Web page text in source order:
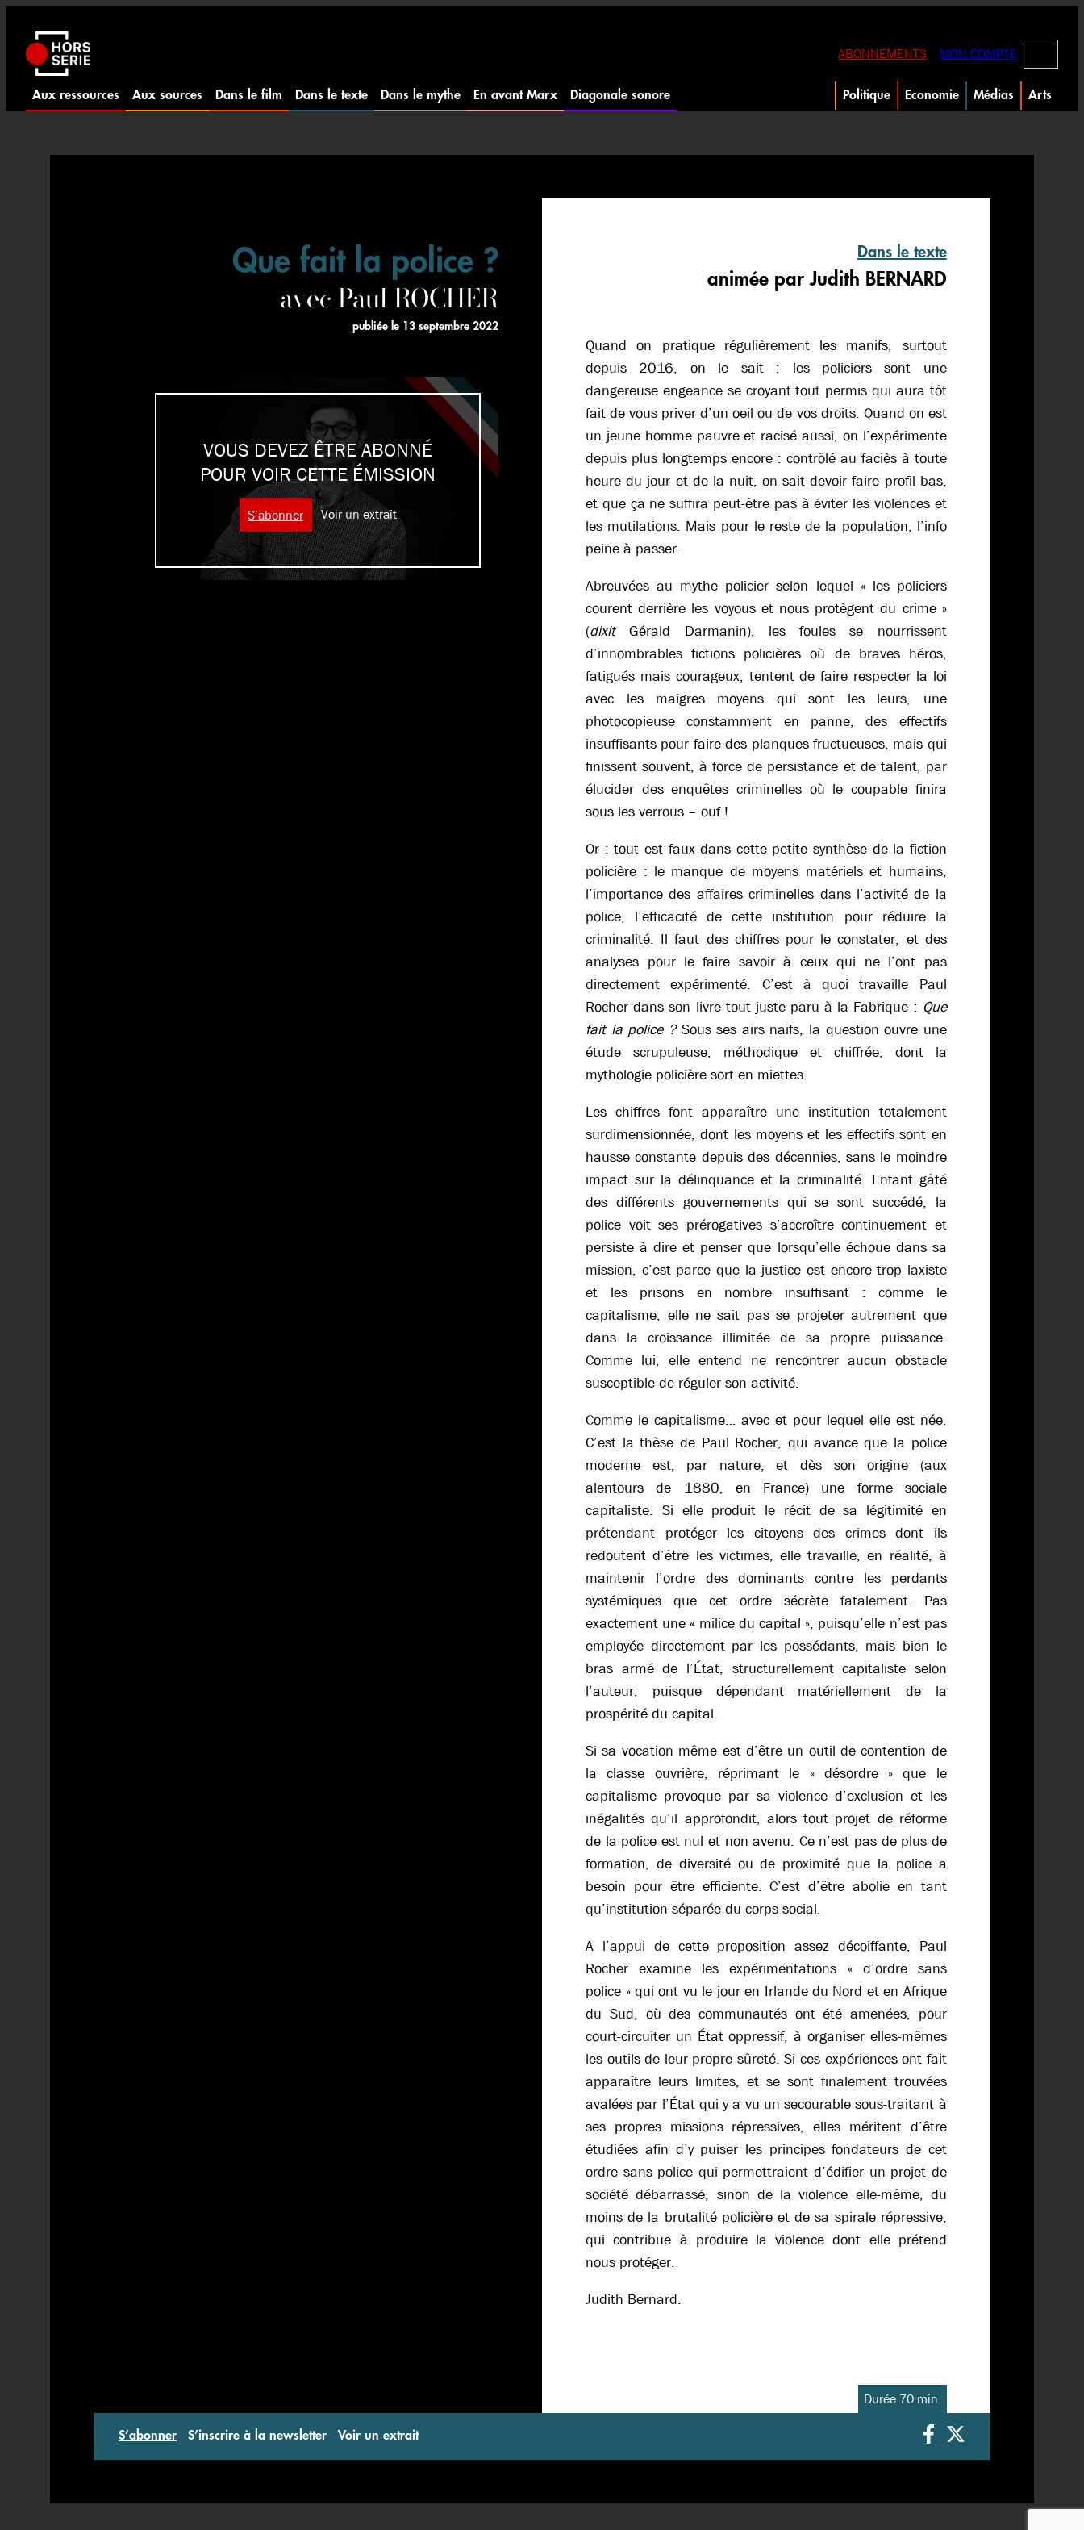
contenu
ABONNEMENTS MON COMPTE
Aux ressources Aux sources Dans le film Dans le texte Dans le mythe En avant Marx Diagonale sonore Politique Economie Médias Arts
Que fait la police ?
avec Paul ROCHER
publiée le 13 septembre 2022
VOUS DEVEZ ÊTRE ABONNÉ
POUR VOIR CETTE ÉMISSION
S’abonner Voir un extrait
Dans le texte
animée par Judith BERNARD
Quand on pratique régulièrement les manifs, surtout
depuis 2016, on le sait : les policiers sont une
dangereuse engeance se croyant tout permis qui aura tôt
fait de vous priver d’un oeil ou de vos droits. Quand on est
un jeune homme pauvre et racisé aussi, on l’expérimente
depuis plus longtemps encore : contrôlé au faciès à toute
heure du jour et de la nuit, on sait devoir faire profil bas,
et que ça ne suffira peut-être pas à éviter les violences et
les mutilations. Mais pour le reste de la population, l’info
peine à passer.
Abreuvées au mythe policier selon lequel « les policiers
courent derrière les voyous et nous protègent du crime »
(dixitGérald Darmanin), les foules se nourrissent
d’innombrables fictions policières où de braves héros,
fatigués mais courageux, tentent de faire respecter la loi
avec les maigres moyens qui sont les leurs, une
photocopieuse constamment en panne, des effectifs
insuffisants pour faire des planques fructueuses, mais qui
finissent souvent, à force de persistance et de talent, par
élucider des enquêtes criminelles où le coupable finira
sous les verrous – ouf !
Or : tout est faux dans cette petite synthèse de la fiction
policière : le manque de moyens matériels et humains,
l’importance des affaires criminelles dans l’activité de la
police, l’efficacité de cette institution pour réduire la
criminalité. Il faut des chiffres pour le constater, et des
analyses pour le faire savoir à ceux qui ne l’ont pas
directement expérimenté. C’est à quoi travaille Paul
Rocher dans son livre tout juste paru à la Fabrique : Que
fait la police ?Sous ses airs naïfs, la question ouvre une
étude scrupuleuse, méthodique et chiffrée, dont la
mythologie policière sort en miettes.
Les chiffres font apparaître une institution totalement
surdimensionnée, dont les moyens et les effectifs sont en
hausse constante depuis des décennies, sans le moindre
impact sur la délinquance et la criminalité. Enfant gâté
des différents gouvernements qui se sont succédé, la
police voit ses prérogatives s’accroître continuement et
persiste à dire et penser que lorsqu’elle échoue dans sa
mission, c’est parce que la justice est encore trop laxiste
et les prisons en nombre insuffisant : comme le
capitalisme, elle ne sait pas se projeter autrement que
dans la croissance illimitée de sa propre puissance.
Comme lui, elle entend ne rencontrer aucun obstacle
susceptible de réguler son activité.
Comme le capitalisme… avec et pour lequel elle est née.
C’est la thèse de Paul Rocher, qui avance que la police
moderne est, par nature, et dès son origine (aux
alentours de 1880, en France) une forme sociale
capitaliste. Si elle produit le récit de sa légitimité en
prétendant protéger les citoyens des crimes dont ils
redoutent d’être les victimes, elle travaille, en réalité, à
maintenir l’ordre des dominants contre les perdants
systémiques que cet ordre sécrète fatalement. Pas
exactement une « milice du capital », puisqu’elle n’est pas
employée directement par les possédants, mais bien le
bras armé de l’État, structurellement capitaliste selon
l’auteur, puisque dépendant matériellement de la
prospérité du capital.
Si sa vocation même est d’être un outil de contention de
la classe ouvrière, réprimant le « désordre » que le
capitalisme provoque par sa violence d’exclusion et les
inégalités qu’il approfondit, alors tout projet de réforme
de la police est nul et non avenu. Ce n’est pas de plus de
formation, de diversité ou de proximité que la police a
besoin pour être efficiente. C’est d’être abolie en tant
qu’institution séparée du corps social.
A l’appui de cette proposition assez décoiffante, Paul
Rocher examine les expérimentations « d’ordre sans
police » qui ont vu le jour en Irlande du Nord et en Afrique
du Sud, où des communautés ont été amenées, pour
court-circuiter un État oppressif, à organiser elles-mêmes
les outils de leur propre sûreté. Si ces expériences ont fait
apparaître leurs limites, et se sont finalement trouvées
avalées par l’État qui y a vu un secourable sous-traitant à
ses propres missions répressives, elles méritent d’être
étudiées afin d’y puiser les principes fondateurs de cet
ordre sans police qui permettraient d’édifier un projet de
société débarrassé, sinon de la violence elle-même, du
moins de la brutalité policière et de sa spirale répressive,
qui contribue à produire la violence dont elle prétend
nous protéger.
Judith Bernard.
Durée 70 min.
S’abonner S’inscrire à la newsletter Voir un extrait